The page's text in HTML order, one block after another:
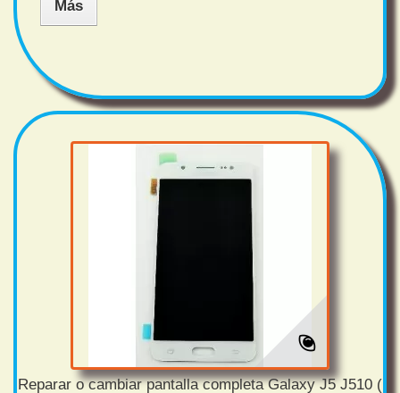
Más
Reparar o cambiar pantalla completa Galaxy J5 J510 (